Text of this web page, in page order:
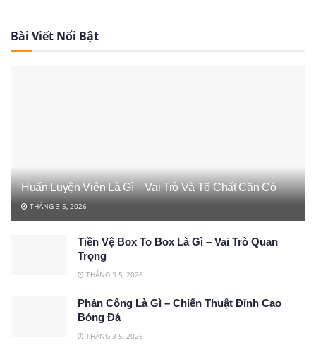
Bài Viết Nổi Bật
Huấn Luyện Viên Là Gì – Vai Trò Và Tố Chất Cần Có
THÁNG 3 5, 2026
Tiền Vệ Box To Box Là Gì – Vai Trò Quan
Trọng
THÁNG 3 5, 2026
Phản Công Là Gì – Chiến Thuật Đỉnh Cao
Bóng Đá
THÁNG 3 5, 2026